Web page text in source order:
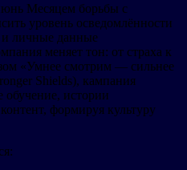
Месяцем борьбы с
уровень осведомлённости
личные данные
меняет тон: от страха к
«Умнее смотрим — сильнее
Shields), кампания
истории
формируя культуру